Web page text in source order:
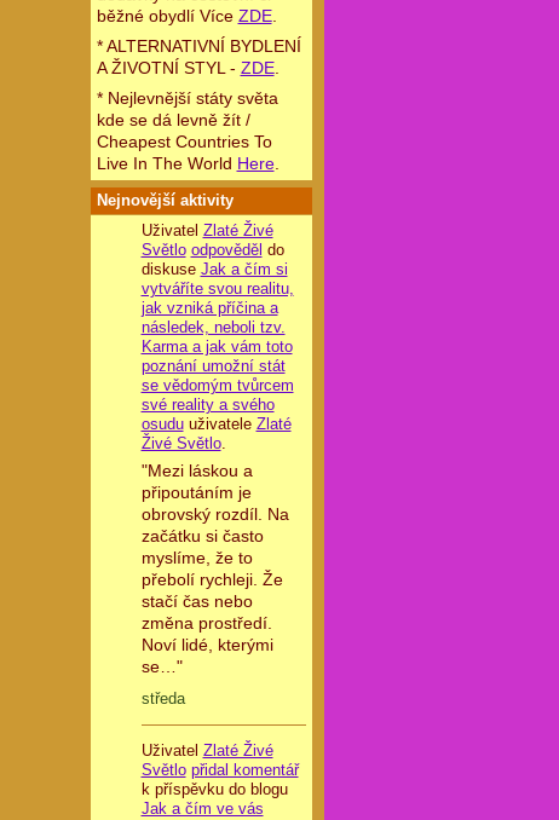
běžné obydlí Více ZDE.
* ALTERNATIVNÍ BYDLENÍ
A ŽIVOTNÍ STYL - ZDE.
* Nejlevnější státy světa
kde se dá levně žít /
Cheapest Countries To
Live In The World Here.
Nejnovější aktivity
Uživatel Zlaté Živé
Světlo odpověděl do
diskuse Jak a čím si
vytváříte svou realitu,
jak vzniká příčina a
následek, neboli tzv.
Karma a jak vám toto
poznání umožní stát
se vědomým tvůrcem
své reality a svého
osuduuživatele Zlaté
Živé Světlo.
"Mezi láskou a
připoutáním je
obrovský rozdíl. Na
začátku si často
myslíme, že to
přebolí rychleji. Že
stačí čas nebo
změna prostředí.
Noví lidé, kterými
se…"
středa
Uživatel Zlaté Živé
Světlo přidal komentář
k příspěvku do blogu
Jak a čím ve vás